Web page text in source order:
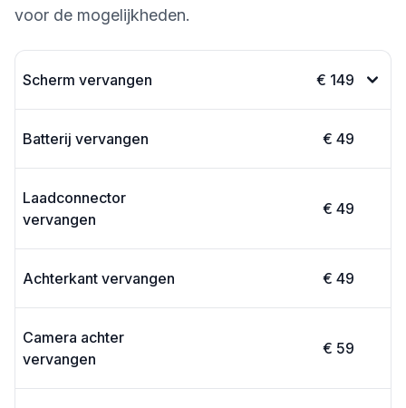
voor de mogelijkheden.
Scherm vervangen € 149
Batterij vervangen € 49
Laadconnector
vervangen
€ 49
Achterkant vervangen € 49
Camera achter
vervangen
€ 59